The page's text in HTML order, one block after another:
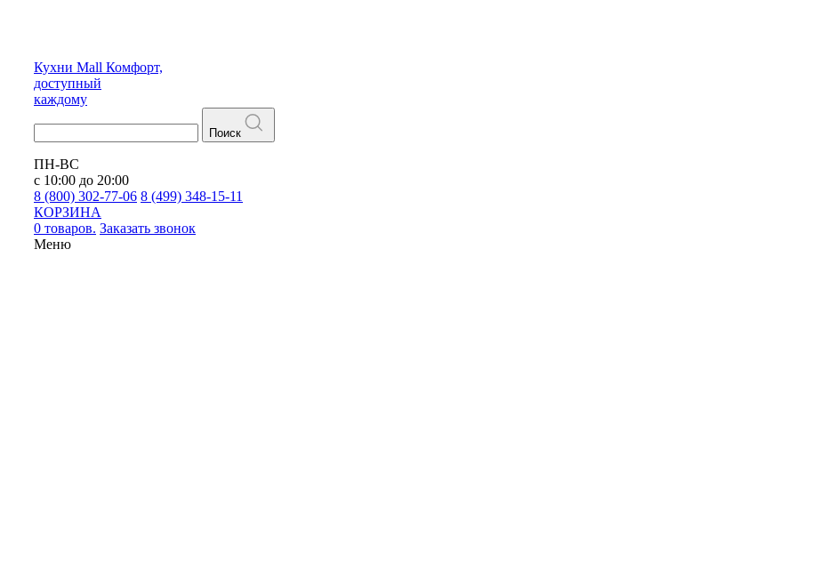
Кухни Mall Комфорт,
доступный
каждому
Поиск
ПН-ВС
с 10:00 до 20:00
8 (800) 302-77-06 8 (499) 348-15-11
КОРЗИНА
0 товаров. Заказать звонок
Меню